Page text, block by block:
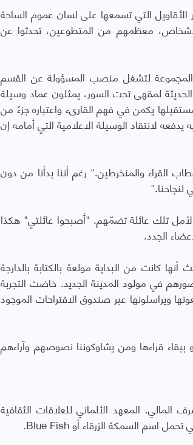
التي تسمعها على لسان عموم الساحة
معظمهم من المتطوعين، تحدثوا عن
المجموعة لتشغل منصب المسؤولة عن القسم
لمقهى تحت السور، يمثلون عماد وسيلة
يكمن في فهم القارىء واعتباره جزءً من
لانتقاد الوسيلة الاعلامية التي أمامه إن
القراء والمنخرطين." رغم أننا بدأنا من دون
لنجاحنا."
تلك عائلة تضمّهم. "أصبحوا عائلتي" هكذا
الجدد.
أنها كانت من البداية مولعة بالكتابة بالدارجة
في مولود المدينة الجديد. خاضت التجربة
ويراسلونها عبر صندوق الاقتراحات الموجود
القائم على العمل٬ ديمومة الجريدة هو ببقاء قراءها ومن يشاوكوننا نصوصهم وآراءهم
المعهد الألماني للعلاقات الثقافية